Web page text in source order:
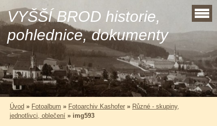
VYŠŠÍ BROD historie,
pohlednice, dokumenty
Úvod » Fotoalbum » Fotoarchiv Kashofer » Různé - skupiny,
jednotlivci, oblečení » img593